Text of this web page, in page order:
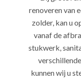
renoveren van
zolder, kan u
vanaf de
stukwerk,
kunnen wij u